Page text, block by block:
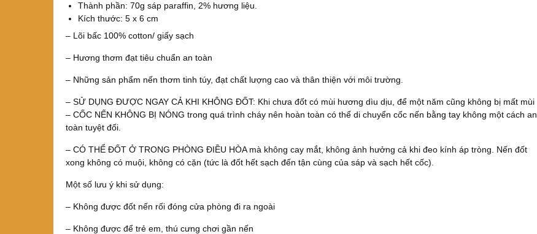
Thành phần: 70g sáp paraffin, 2% hương liệu.
Kích thước: 5 x 6 cm
– Lõi bấc 100% cotton/ giấy sạch
– Hương thơm đạt tiêu chuẩn an toàn
– Những sản phẩm nến thơm tinh túy, đạt chất lượng cao và thân thiện với môi trường.
– SỬ DỤNG ĐƯỢC NGAY CẢ KHI KHÔNG ĐỐT: Khi chưa đốt có mùi hương dìu dịu, để một năm cũng không bị mất mùi
– CỐC NẾN KHÔNG BỊ NÓNG trong quá trình cháy nên hoàn toàn có thể di chuyển cốc nến bằng tay không một cách an
toàn tuyệt đối.
– CÓ THỂ ĐỐT Ở TRONG PHÒNG ĐIỀU HÒA mà không cay mắt, không ảnh hưởng cả khi đeo kính áp tròng. Nến đốt
xong không có muội, không có cặn (tức là đốt hết sạch đến tận cùng của sáp và sạch hết cốc).
Một số lưu ý khi sử dụng:
– Không được đốt nến rối đóng cửa phòng đi ra ngoài
– Không được để trẻ em, thú cưng chơi gần nến